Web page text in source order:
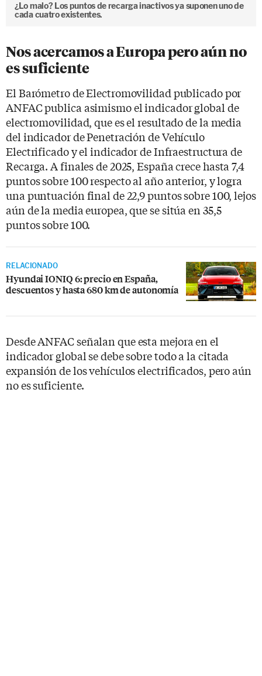
¿Lo malo? Los puntos de recarga inactivos ya suponen uno de
cada cuatro existentes.
Nos acercamos a Europa pero aún no
es suficiente
El Barómetro de Electromovilidad publicado por
ANFAC publica asimismo el indicador global de
electromovilidad, que es el resultado de la media
del indicador de Penetración de Vehículo
Electrificado y el indicador de Infraestructura de
Recarga. A finales de 2025, España crece hasta 7,4
puntos sobre 100 respecto al año anterior, y logra
una puntuación final de 22,9 puntos sobre 100, lejos
aún de la media europea, que se sitúa en 35,5
puntos sobre 100.
RELACIONADO
Hyundai IONIQ 6: precio en España,
descuentos y hasta 680 km de autonomía
Desde ANFAC señalan que esta mejora en el
indicador global se debe sobre todo a la citada
expansión de los vehículos electrificados, pero aún
no es suficiente.